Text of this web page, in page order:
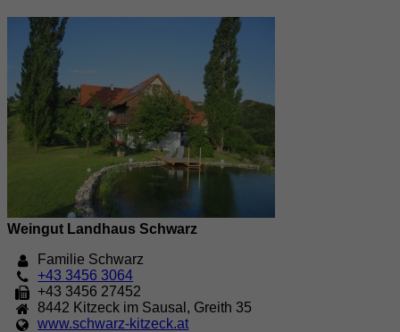
Weingut Landhaus Schwarz
Familie Schwarz
+43 3456 3064
+43 3456 27452
8442 Kitzeck im Sausal , Greith 35
www.schwarz-kitzeck.at